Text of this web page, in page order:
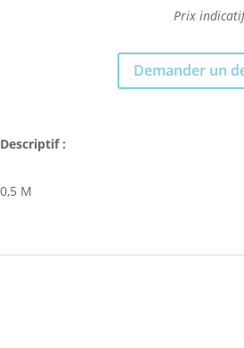
Prix
Demander un
Descriptif :
0,5 M